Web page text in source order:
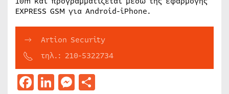
EXPRESS GSM για Android-iPhone.
Artion Security
τηλ.: 210-5322734
Facebook
LinkedIn
Messenger